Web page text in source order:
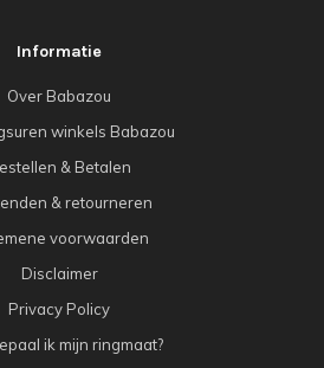
Informatie
Over Babazou
winkels Babazou
& Betalen
& retourneren
voorwaarden
Disclaimer
Privacy Policy
ik mijn ringmaat?